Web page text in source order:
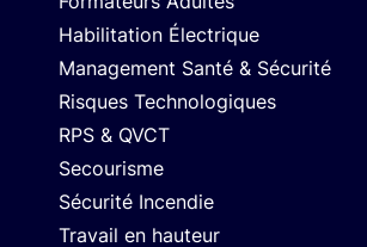
Habilitation Électrique
Management Santé & Sécurité
Risques Technologiques
RPS & QVCT
Secourisme
Sécurité Incendie
Travail en hauteur